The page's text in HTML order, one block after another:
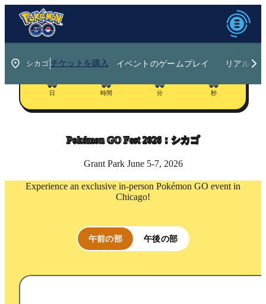
イベントのゲームプレイ リアルイ
チケットを購入
00
日
00
時間
00
分
00
秒
Pokémon GO Fest 2026：シカゴ
Grant Park June 5-7, 2026
Experience an exclusive in-person Pokémon GO event in
Chicago!
午前の部 午後の部